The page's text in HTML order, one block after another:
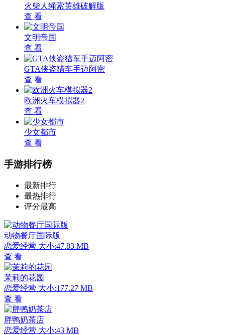
火柴人绳索英雄破解版
查 看
文明帝国
查 看
GTA侠盗猎车手迈阿密
查 看
欧洲火车模拟器2
查 看
少女都市
查 看
手游排行榜
最新排行
最热排行
评分最高
动物餐厅国际版
恋爱经营 大小:47.83 MB
查 看
茉莉的花园
恋爱经营 大小:177.27 MB
查 看
胖鸭奶茶店
恋爱经营 大小:43 MB